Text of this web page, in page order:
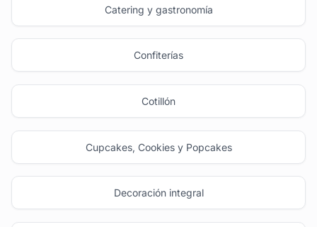
Catering y gastronomía
Confiterías
Cotillón
Cupcakes, Cookies y Popcakes
Decoración integral